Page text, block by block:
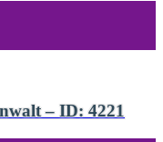
– ID: 4221